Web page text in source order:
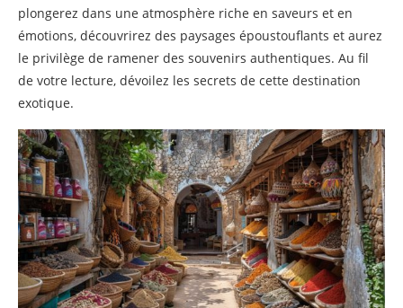
plongerez dans une atmosphère riche en saveurs et en
émotions, découvrirez des paysages époustouflants et aurez
le privilège de ramener des souvenirs authentiques. Au fil
de votre lecture, dévoilez les secrets de cette destination
exotique.